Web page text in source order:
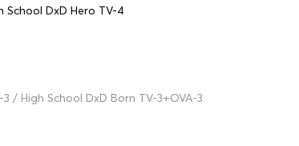
DxD Hero TV-4
High School DxD Born TV-3+OVA-3